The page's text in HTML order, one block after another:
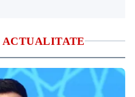
ACTUALITATE